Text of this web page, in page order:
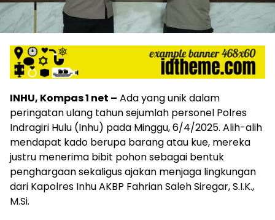
INHU, Kompas 1 net – Ada yang unik dalam
peringatan ulang tahun sejumlah personel Polres
Indragiri Hulu (Inhu) pada Minggu, 6/4/2025. Alih-alih
mendapat kado berupa barang atau kue, mereka
justru menerima bibit pohon sebagai bentuk
penghargaan sekaligus ajakan menjaga lingkungan
dari Kapolres Inhu AKBP Fahrian Saleh Siregar, S.I.K.,
M.Si.